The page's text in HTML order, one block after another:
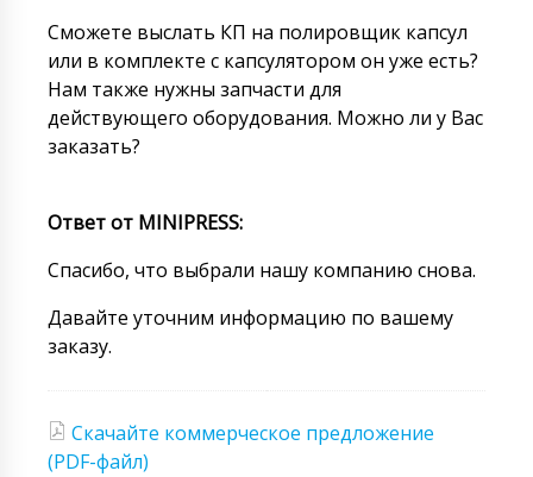
Сможете выслать КП на полировщик капсул
или в комплекте с капсулятором он уже есть?
Нам также нужны запчасти для
действующего оборудования. Можно ли у Вас
заказать?
Ответ от MINIPRESS:
Спасибо, что выбрали нашу компанию снова.
Давайте уточним информацию по вашему
заказу.
Скачайте коммерческое предложение
(PDF-файл)